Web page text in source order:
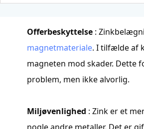
Offerbeskyttelse :
magnetmateriale. I tilfælde af
magneten mod skader. Dette
problem, men ikke alvorlig.
Miljøvenlighed : Zink er et
nogle andre metaller. Det er